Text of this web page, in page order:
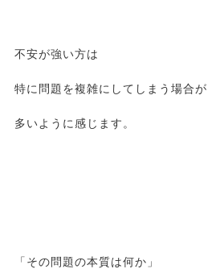
不安が強い方は
特に問題を複雑にしてしまう場合が
多いように感じます。
「その問題の本質は何か」